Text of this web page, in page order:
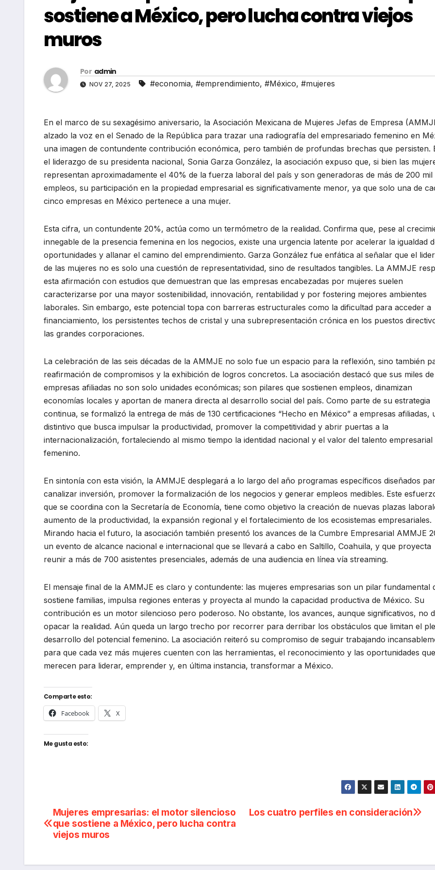
sostiene a México, pero lucha contra viejos
muros
Por admin
NOV 27, 2025 #economia, #emprendimiento, #México, #mujeres
En el marco de su sexagésimo aniversario, la Asociación Mexicana de Mujeres Jefas de Empresa
alzado la voz en el Senado de la República para trazar una radiografía del empresariado femenino en
una imagen de contundente contribución económica, pero también de profundas brechas que persisten.
el liderazgo de su presidenta nacional, Sonia Garza González, la asociación expuso que, si bien las
representan aproximadamente el 40% de la fuerza laboral del país y son generadoras de más de 200 mil
empleos, su participación en la propiedad empresarial es significativamente menor, ya que solo una de
cinco empresas en México pertenece a una mujer.
Esta cifra, un contundente 20%, actúa como un termómetro de la realidad. Confirma que, pese al
innegable de la presencia femenina en los negocios, existe una urgencia latente por acelerar la igualdad
oportunidades y allanar el camino del emprendimiento. Garza González fue enfática al señalar que el
de las mujeres no es solo una cuestión de representatividad, sino de resultados tangibles. La AMMJE
esta afirmación con estudios que demuestran que las empresas encabezadas por mujeres suelen
caracterizarse por una mayor sostenibilidad, innovación, rentabilidad y por fostering mejores ambientes
laborales. Sin embargo, este potencial topa con barreras estructurales como la dificultad para acceder a
financiamiento, los persistentes techos de cristal y una subrepresentación crónica en los puestos
las grandes corporaciones.
La celebración de las seis décadas de la AMMJE no solo fue un espacio para la reflexión, sino también
reafirmación de compromisos y la exhibición de logros concretos. La asociación destacó que sus miles de
empresas afiliadas no son solo unidades económicas; son pilares que sostienen empleos, dinamizan
economías locales y aportan de manera directa al desarrollo social del país. Como parte de su estrategia
continua, se formalizó la entrega de más de 130 certificaciones “Hecho en México” a empresas afiliadas,
distintivo que busca impulsar la productividad, promover la competitividad y abrir puertas a la
internacionalización, fortaleciendo al mismo tiempo la identidad nacional y el valor del talento empresarial
femenino.
En sintonía con esta visión, la AMMJE desplegará a lo largo del año programas específicos diseñados
canalizar inversión, promover la formalización de los negocios y generar empleos medibles. Este
que se coordina con la Secretaría de Economía, tiene como objetivo la creación de nuevas plazas
aumento de la productividad, la expansión regional y el fortalecimiento de los ecosistemas empresariales.
Mirando hacia el futuro, la asociación también presentó los avances de la Cumbre Empresarial AMMJE
un evento de alcance nacional e internacional que se llevará a cabo en Saltillo, Coahuila, y que proyecta
reunir a más de 700 asistentes presenciales, además de una audiencia en línea vía streaming.
El mensaje final de la AMMJE es claro y contundente: las mujeres empresarias son un pilar fundamental
sostiene familias, impulsa regiones enteras y proyecta al mundo la capacidad productiva de México. Su
contribución es un motor silencioso pero poderoso. No obstante, los avances, aunque significativos, no
opacar la realidad. Aún queda un largo trecho por recorrer para derribar los obstáculos que limitan el
desarrollo del potencial femenino. La asociación reiteró su compromiso de seguir trabajando
para que cada vez más mujeres cuenten con las herramientas, el reconocimiento y las oportunidades que
merecen para liderar, emprender y, en última instancia, transformar a México.
Comparte esto:
Facebook X
Me gusta esto:
Navegación
de
Los cuatro perfiles en consideración
Mujeres empresarias: el motor silencioso
que sostiene a México, pero lucha contra
viejos muros